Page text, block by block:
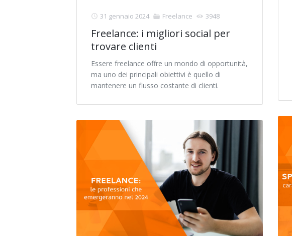
31 gennaio 2024 Freelance 3948
Freelance: i migliori social per
trovare clienti
Essere freelance offre un mondo di opportunità,
ma uno dei principali obiettivi è quello di
mantenere un flusso costante di clienti.